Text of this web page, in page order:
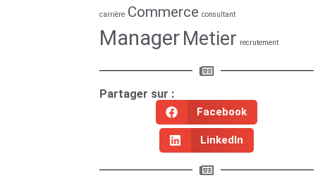
carrière Commerce consultant
ManagerMetier recrutement
Partager sur :
Facebook
LinkedIn